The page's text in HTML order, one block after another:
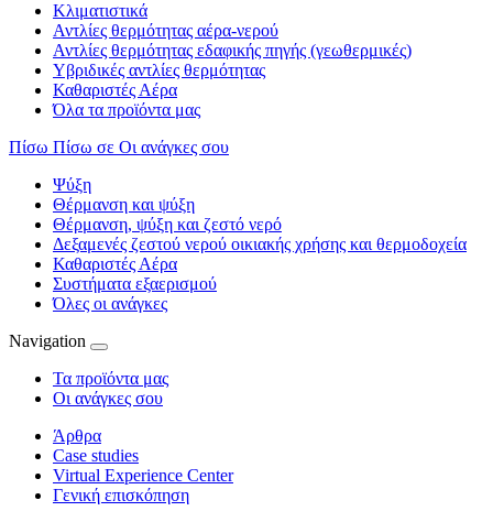
Κλιματιστικά
Αντλίες θερμότητας αέρα-νερού
Αντλίες θερμότητας εδαφικής πηγής (γεωθερμικές)
Υβριδικές αντλίες θερμότητας
Καθαριστές Αέρα
Όλα τα προϊόντα μας
Πίσω Πίσω σε Οι ανάγκες σου
Ψύξη
Θέρμανση και ψύξη
Θέρμανση, ψύξη και ζεστό νερό
Δεξαμενές ζεστού νερού οικιακής χρήσης και θερμοδοχεία
Καθαριστές Αέρα
Συστήματα εξαερισμού
Όλες οι ανάγκες
Navigation
Τα προϊόντα μας
Οι ανάγκες σου
Άρθρα
Case studies
Virtual Experience Center
Γενική επισκόπηση